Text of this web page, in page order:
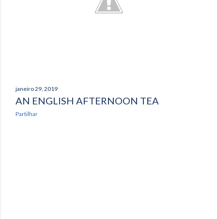
janeiro 29, 2019
AN ENGLISH AFTERNOON TEA
Partilhar